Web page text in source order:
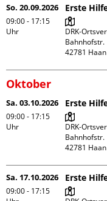
So. 20.09.2026
09:00 - 17:15
Uhr
Erste
DRK-
Bahnhofstr.
Oktober
Sa. 03.10.2026
09:00 - 17:15
Uhr
Erste
DRK-
Bahnhofstr.
Sa. 17.10.2026
09:00 - 17:15
Erste